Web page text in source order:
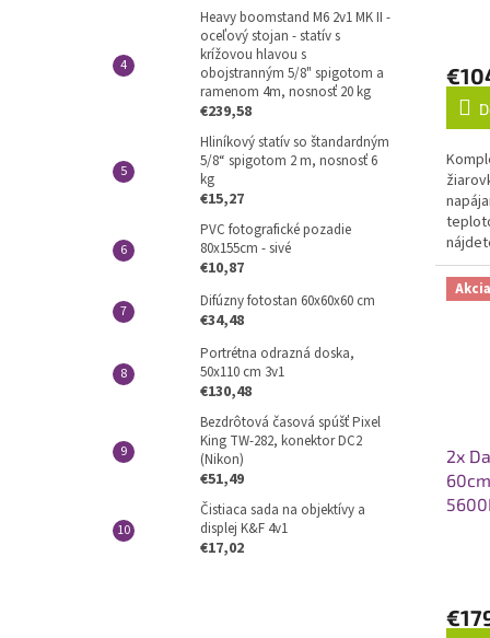
Heavy boomstand M6 2v1 MK II -
oceľový stojan - statív s
krížovou hlavou s
obojstranným 5/8" spigotom a
ramenom 4m, nosnosť 20 kg
€239,58
Hliníkový statív so štandardným
5/8“ spigotom 2 m, nosnosť 6
kg
€15,27
PVC fotografické pozadie
80x155cm - sivé
€10,87
Difúzny fotostan 60x60x60 cm
€34,48
Portrétna odrazná doska,
50x110 cm 3v1
€130,48
Bezdrôtová časová spúšť Pixel
King TW-282, konektor DC2
(Nikon)
€51,49
Čistiaca sada na objektívy a
displej K&F 4v1
€17,02
dve
Akcia
2x